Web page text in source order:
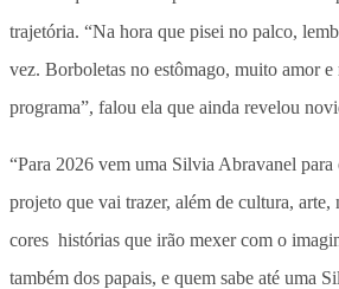
trajetória. “Na hora que pisei no palco,
vez. Borboletas no estômago, muito amor e
programa”, falou ela que ainda revelou
“Para 2026 vem uma Silvia Abravanel
projeto que vai trazer, além de cultura, arte,
cores histórias que irão mexer com o
também dos papais, e quem sabe até uma